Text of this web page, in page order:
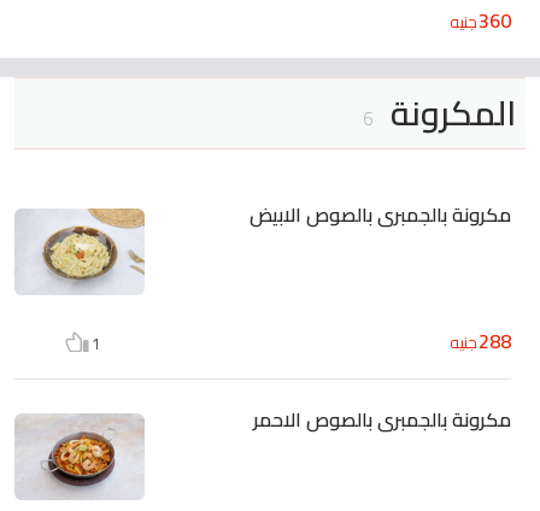
360جنيه
المكرونة 6
مكرونة بالجمبرى بالصوص الابيض
288جنيه 1
مكرونة بالجمبرى بالصوص الاحمر